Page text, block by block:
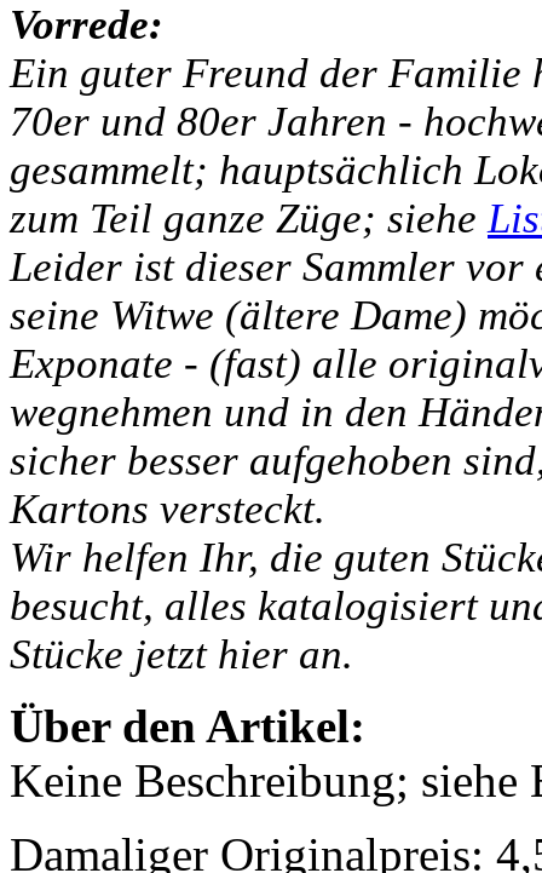
Vorrede:
Ein guter Freund der
70er und 80er Jahren -
gesammelt; hauptsächlich
zum Teil ganze Züge; siehe
Leider ist dieser Sammler
seine Witwe (ältere Dame)
Exponate - (fast) alle
wegnehmen und in den
sicher besser aufgehoben
Kartons versteckt.
Wir helfen Ihr, die guten
besucht, alles katalogisiert
Stücke jetzt hier an.
Über den Artikel:
Keine Beschreibung; siehe
Damaliger Originalpreis: